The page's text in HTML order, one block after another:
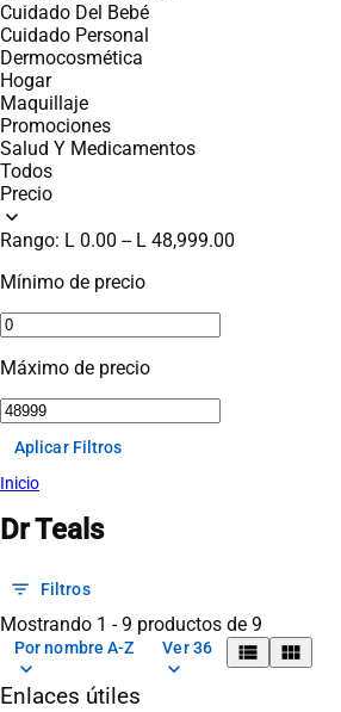
Cuidado Del Bebé
Cuidado Personal
Dermocosmética
Hogar
Maquillaje
Promociones
Salud Y Medicamentos
Todos
Precio
expand_more
Rango: L 0.00 --L 48,999.00
Mínimo de precio
Máximo de precio
Aplicar Filtros
Inicio
Dr Teals
filter_list Filtros
Mostrando 1 - 9 productos de 9
Por nombre A-Z
keyboard_arrow_down
Ver 36
keyboard_arrow_down
view_list view_module
Enlaces útiles